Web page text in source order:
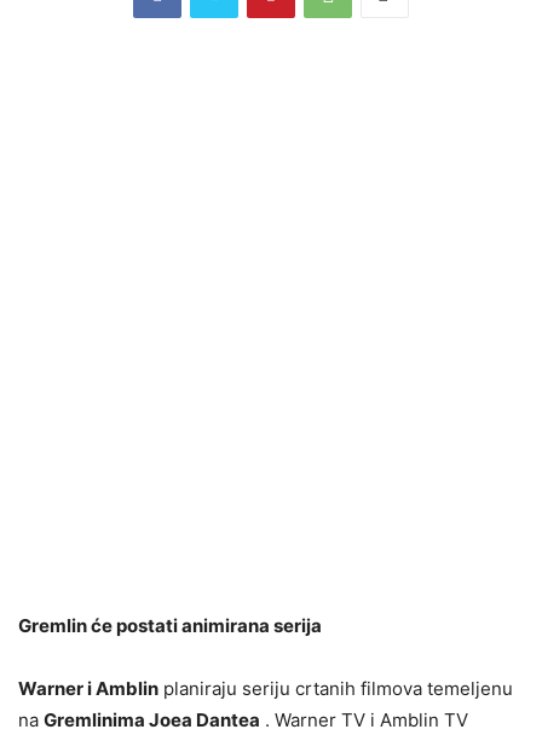
Gremlin će postati animirana serija
Warner i Amblin planiraju seriju crtanih filmova temeljenu
na Gremlinima Joea Dantea . Warner TV i Amblin TV